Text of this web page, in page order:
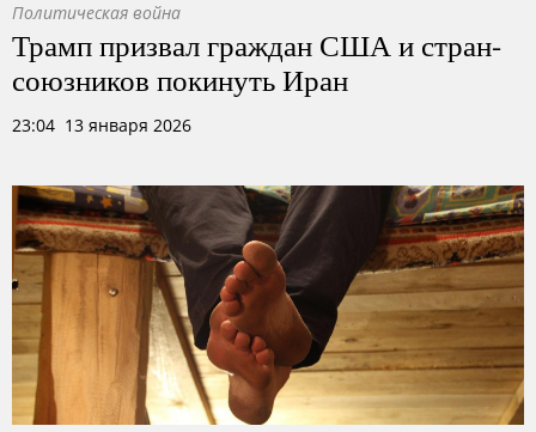
Политическая война
Трамп призвал граждан США и стран-
союзников покинуть Иран
23:04 13 января 2026